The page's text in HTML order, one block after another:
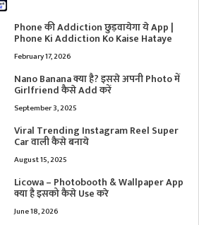
Phone की Addiction छुड़वायेगा ये App |
Phone Ki Addiction Ko Kaise Hataye
February 17, 2026
Nano Banana क्या है? इससे अपनी Photo में
Girlfriend कैसे Add करें
September 3, 2025
Viral Trending Instagram Reel Super
Car वाली कैसे बनाये
August 15, 2025
Licowa – Photobooth & Wallpaper App
क्या है इसको कैसे Use करे
June 18, 2026